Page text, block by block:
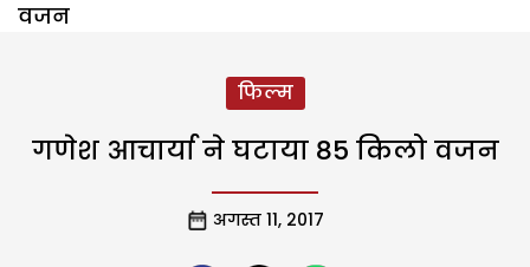
वजन
फिल्म
गणेश आचार्या ने घटाया 85 किलो वजन
अगस्त 11, 2017